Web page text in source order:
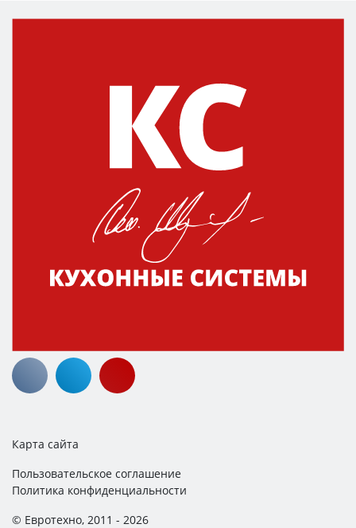
Карта сайта
Пользовательское соглашение
Политика конфиденциальности
© Евротехно, 2011 - 2026